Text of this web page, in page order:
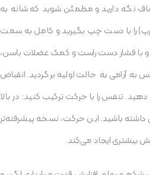
نگه دارید و مطمئن شوید که شانه به
را با دست چپ بگیرید و کامل به سمت
و با فشار دست راست و کمک عضلات باسن،
آرامی به حالت اولیه برگردید. انقباض
تنفس را با حرکت ترکیب کنید: در بالا
باشید. این حرکت، نسخه پیشرفته‌تر
بیشتری ایجاد می‌کند.